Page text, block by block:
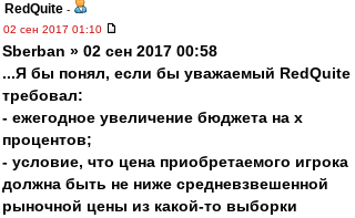
RedQuite -
02 сен 2017 01:10
Sberban » 02 сен 2017 00:58
...Я бы понял, если бы уважаемый RedQuite
требовал:
- ежегодное увеличение бюджета на х
процентов;
- условие, что цена приобретаемого игрока
должна быть не ниже средневзвешенной
рыночной цены из какой-то выборки